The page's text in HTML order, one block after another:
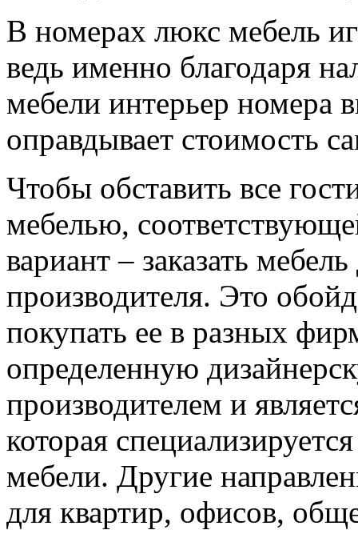
В номерах люкс мебель
ведь именно благодаря
мебели интерьер номера
оправдывает стоимость
Чтобы обставить все
мебелью,
вариант – заказать
производителя. Это
покупать ее в разных
определенную
производителем и
которая
мебели. Другие
для квартир, офисов,